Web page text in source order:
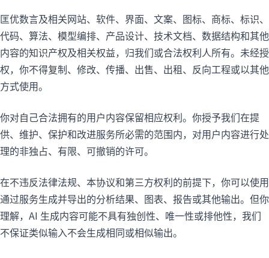
匡优数言及相关网站、软件、界面、文案、图标、商标、标识、
代码、算法、模型编排、产品设计、技术文档、数据结构和其他
内容的知识产权及相关权益，归我们或合法权利人所有。未经授
权，你不得复制、修改、传播、出售、出租、反向工程或以其他
方式使用。
你对自己合法拥有的用户内容保留相应权利。你授予我们在提
供、维护、保护和改进服务所必需的范围内，对用户内容进行处
理的非独占、有限、可撤销的许可。
在不违反法律法规、本协议和第三方权利的前提下，你可以使用
通过服务生成并导出的分析结果、图表、报告或其他输出。但你
理解，AI 生成内容可能不具有独创性、唯一性或排他性，我们
不保证类似输入不会生成相同或相似输出。